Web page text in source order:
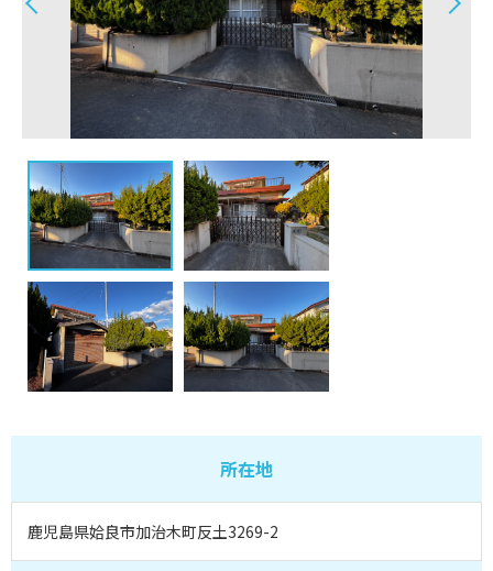
所在地
鹿児島県姶良市加治木町反土3269-2